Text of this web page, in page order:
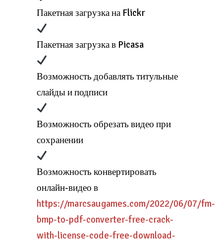
Пакетная загрузка на Flickr
Пакетная загрузка в Picasa
Возможность добавлять титульные
слайды и подписи
Возможность обрезать видео при
сохранении
Возможность конвертировать
онлайн-видео в
https://marcsaugames.com/2022/06/07/fm-
bmp-to-pdf-converter-free-crack-
with-license-code-free-download-